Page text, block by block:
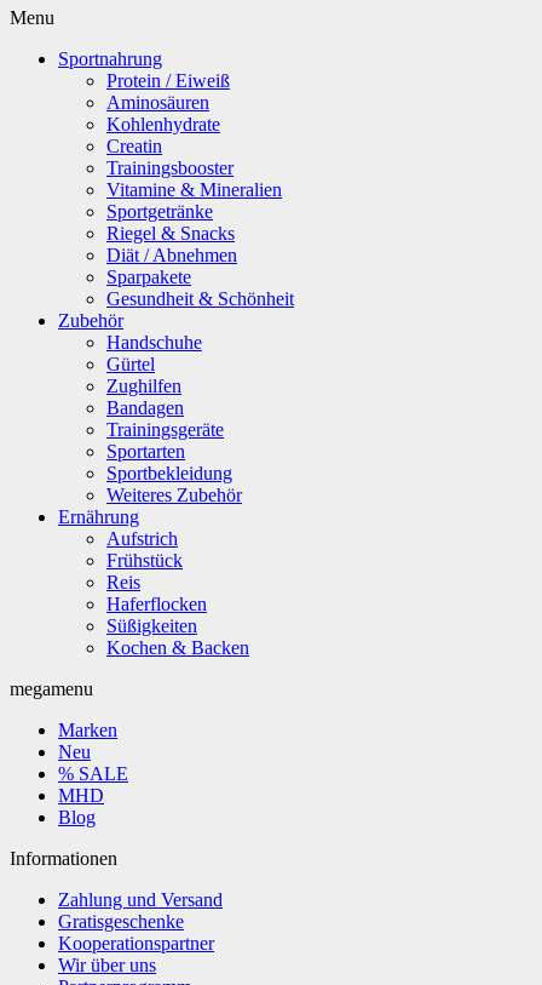
Menu
Sportnahrung
Protein / Eiweiß
Aminosäuren
Kohlenhydrate
Creatin
Trainingsbooster
Vitamine & Mineralien
Sportgetränke
Riegel & Snacks
Diät / Abnehmen
Sparpakete
Gesundheit & Schönheit
Zubehör
Handschuhe
Gürtel
Zughilfen
Bandagen
Trainingsgeräte
Sportarten
Sportbekleidung
Weiteres Zubehör
Ernährung
Aufstrich
Frühstück
Reis
Haferflocken
Süßigkeiten
Kochen & Backen
megamenu
Marken
Neu
% SALE
MHD
Blog
Informationen
Zahlung und Versand
Gratisgeschenke
Kooperationspartner
Wir über uns